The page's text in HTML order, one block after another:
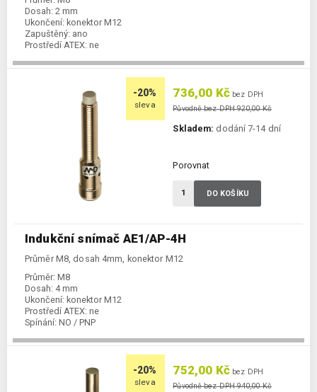
Dosah: 2 mm
Ukončení: konektor M12
Zapuštěný: ano
Prostředí ATEX: ne
-20%
sleva
Indukční snímač AE1/AP-4H
Průměr M8, dosah 4mm, konektor M12
Průměr: M8
Dosah: 4 mm
Ukončení: konektor M12
Prostředí ATEX: ne
Spínání: NO / PNP
736,00 Kč bez DPH
Původně bez DPH 920,00 Kč
Skladem: dodání 7-14 dní
Porovnat
DO KOŠÍKU
-20%
sleva
752,00 Kč bez DPH
Původně bez DPH 940,00 Kč